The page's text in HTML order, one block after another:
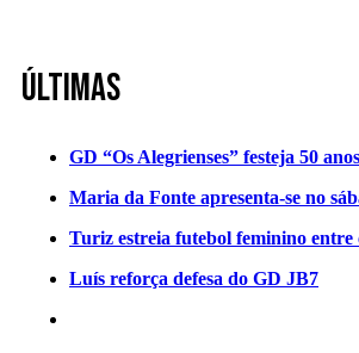
Últimas
GD “Os Alegrienses” festeja 50 anos
Maria da Fonte apresenta-se no
Turiz estreia futebol feminino entre
Luís reforça defesa do GD JB7